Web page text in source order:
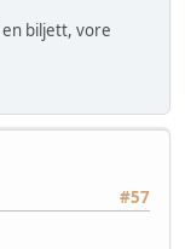
biljett, vore
#57